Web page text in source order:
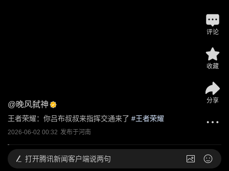
@晚风弑神
王者荣耀：你吕布叔叔来指挥交通来了 #王者荣耀
2026-06-02 00:32 发布于河南
评论
收藏
分享
打开腾讯新闻客户端说两句